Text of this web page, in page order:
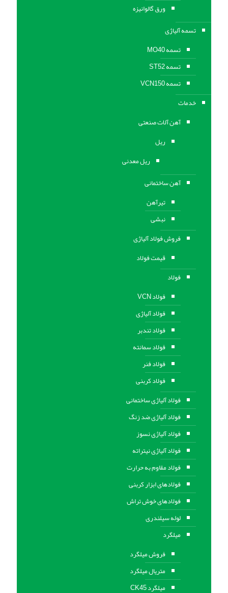
ورق گالوانیزه
تسمه آلیاژی
تسمه MO40
تسمه ST52
تسمه VCN150
خدمات
آهن آلات صنعتی
ریل
ریل معدنی
آهن ساختمانی
تیرآهن
نبشی
فروش فولاد آلیاژی
قیمت فولاد
فولاد
فولاد VCN
فولاد آلیاژی
فولاد تندبر
فولاد سمانته
فولاد فنر
فولاد کربنی
فولاد آلیاژی ساختمانی
فولاد آلیاژی ضد زنگ
فولاد آلیاژی نسوز
فولاد آلیاژی نیتراته
فولاد مقاوم به حرارت
فولادهای ابزار کربنی
فولادهای خوش تراش
لوله سیلندری
میلگرد
فروش میلگرد
متریال میلگرد
میلگرد CK45